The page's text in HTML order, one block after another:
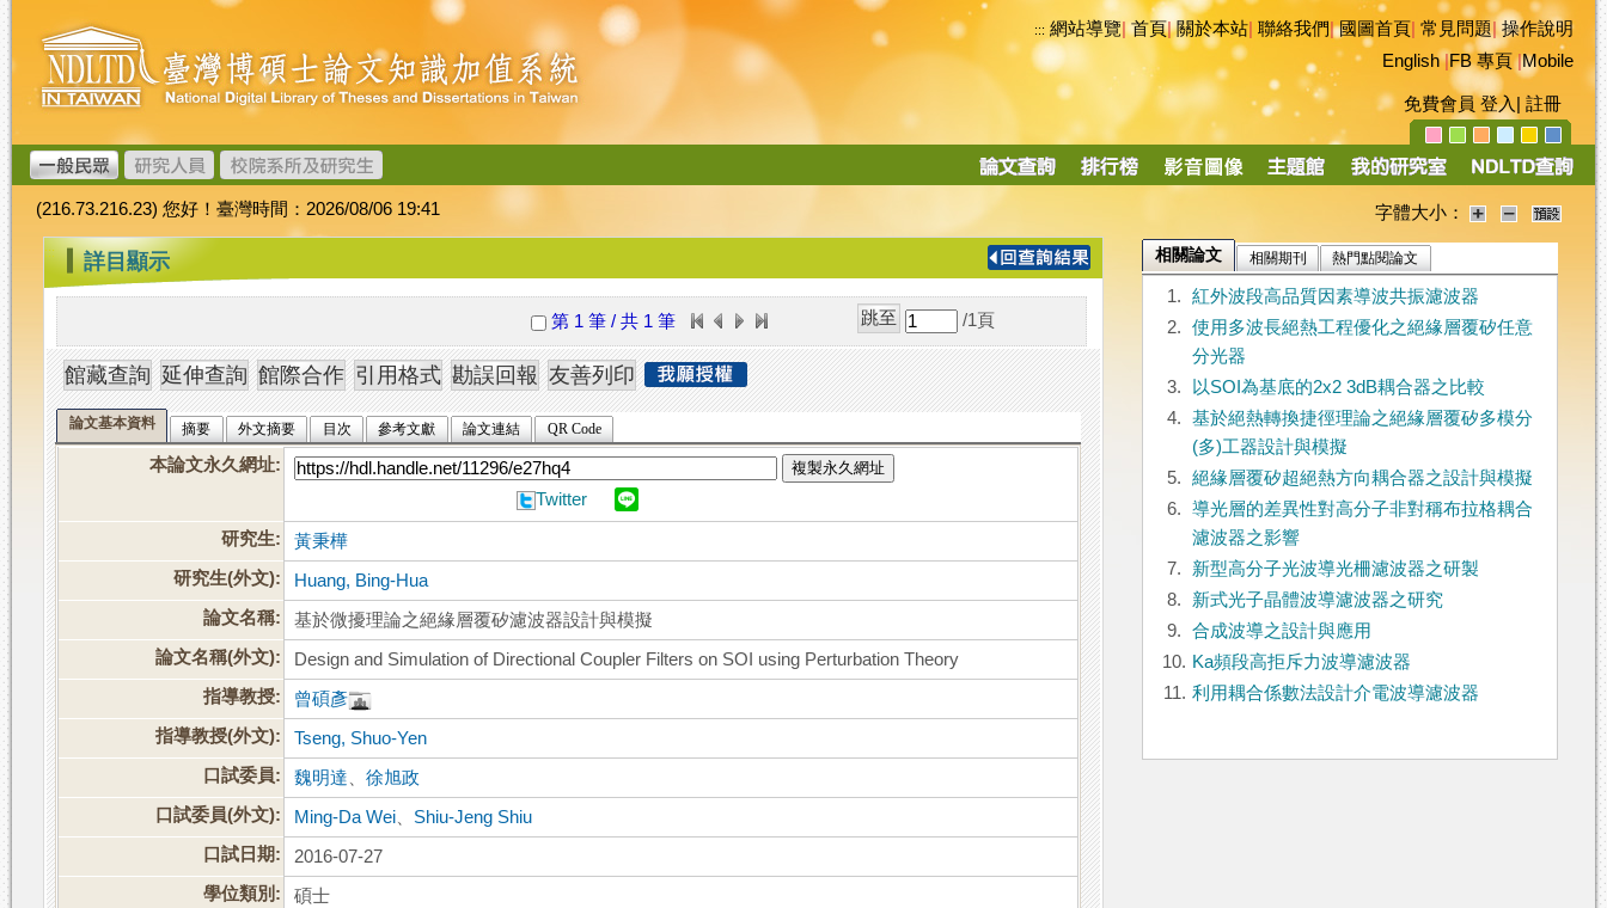
跳
到
主
要
內
容
臺
灣
博
碩
士
論
文
加
值
系
統
::: 網站導覽|首頁|關於本站 聯絡我們|國圖首頁 常見問題|操作說明
English|FB 專頁|Mobile
免費會員 登入 註冊
導
(216.73.216.23) 您好！臺灣時間：2026/08/06 19:41 字體大小：
::: 詳目顯示
第 1 筆 / 共 1 筆 /1 頁
論文基本資料 摘要 外文摘要 目次 參考文獻 論文連結 QR Code
本論文永久網址: 複製永久網址
Twitter
研究生:
黃秉樺
研究生(外文):
Huang, Bing-Hua
論文名稱:
基於微擾理論之絕緣層覆矽濾波器設計與模擬
論文名稱(外文):
Design and Simulation of Directional Coupler Filters on SOI using Perturbation Theory
指導教授:
曾碩彥
指導教授(外文):
Tseng, Shuo-Yen
口試委員:
魏明達 、徐旭政
口試委員(外文):
Ming-Da Wei
Shiu-Jeng Shiu
口試日期:
2016-07-27
學位類別:
碩士
相關論文 相關期刊 熱門點閱論文
1.
紅外波段高品質因素導波共振濾波器
2.
使用多波長絕熱工程優化之絕緣層覆矽任意
分光器
3.
以SOI為基底的2x2 3dB耦合器之比較
4.
基於絕熱轉換捷徑理論之絕緣層覆矽多模分
(多)工器設計與模擬
5.
絕緣層覆矽超絕熱方向耦合器之設計與模擬
6.
導光層的差異性對高分子非對稱布拉格耦合
濾波器之影響
7.
新型高分子光波導光柵濾波器之研製
8.
新式光子晶體波導濾波器之研究
9.
合成波導之設計與應用
10. Ka頻段高拒斥力波導濾波器
11. 利用耦合係數法設計介電波導濾波器